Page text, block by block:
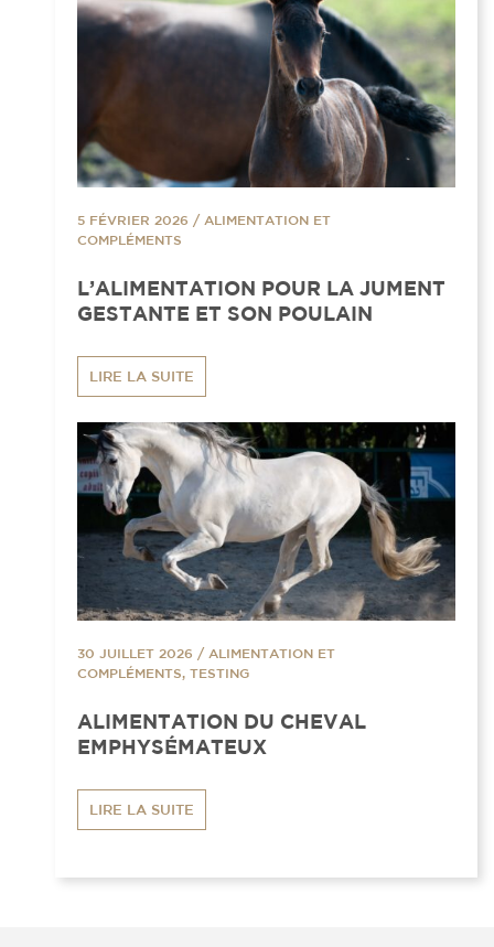
5 FÉVRIER 2026 / ALIMENTATION ET
COMPLÉMENTS
L’ALIMENTATION POUR LA JUMENT
GESTANTE ET SON POULAIN
LIRE LA SUITE
30 JUILLET 2026 / ALIMENTATION ET
COMPLÉMENTS, TESTING
ALIMENTATION DU CHEVAL
EMPHYSÉMATEUX
LIRE LA SUITE